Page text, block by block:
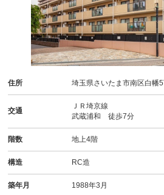
住所 埼玉県さいたま市南区白幡5
交通
ＪＲ埼京線
武蔵浦和 徒歩7分
階数 地上4階
構造 RC造
築年月 1988年3月